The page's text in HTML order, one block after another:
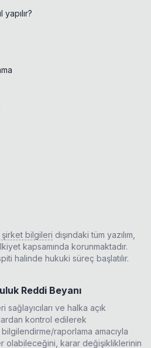
yapılır?
şirket bilgileri dışındaki tüm yazılım,
kapsamında korunmaktadır.
halinde hukuki süreç başlatılır.
Reddi Beyanı
ve halka açık
kontrol edilerek
raporlama amacıyla
olabileceğini, karar değişikliklerinin